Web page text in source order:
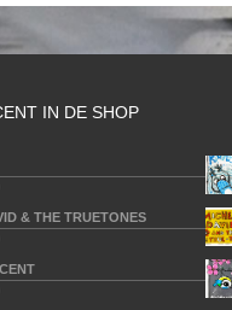
IN DE SHOP
& THE TRUETONES